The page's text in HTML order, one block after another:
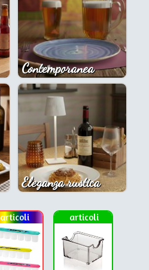
Contemporanea
Eleganza rustica
articoli articoli